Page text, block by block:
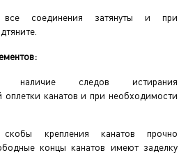
все соединения затянуты и при
наличие следов истирания
оплетки канатов и при необходимости
крепления канатов прочно
концы канатов имеют заделку